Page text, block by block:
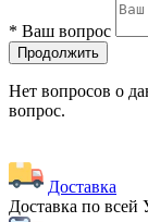
* Ваш вопрос
Продолжить
Нет вопросов о
вопрос.
Доставка
Доставка по всей